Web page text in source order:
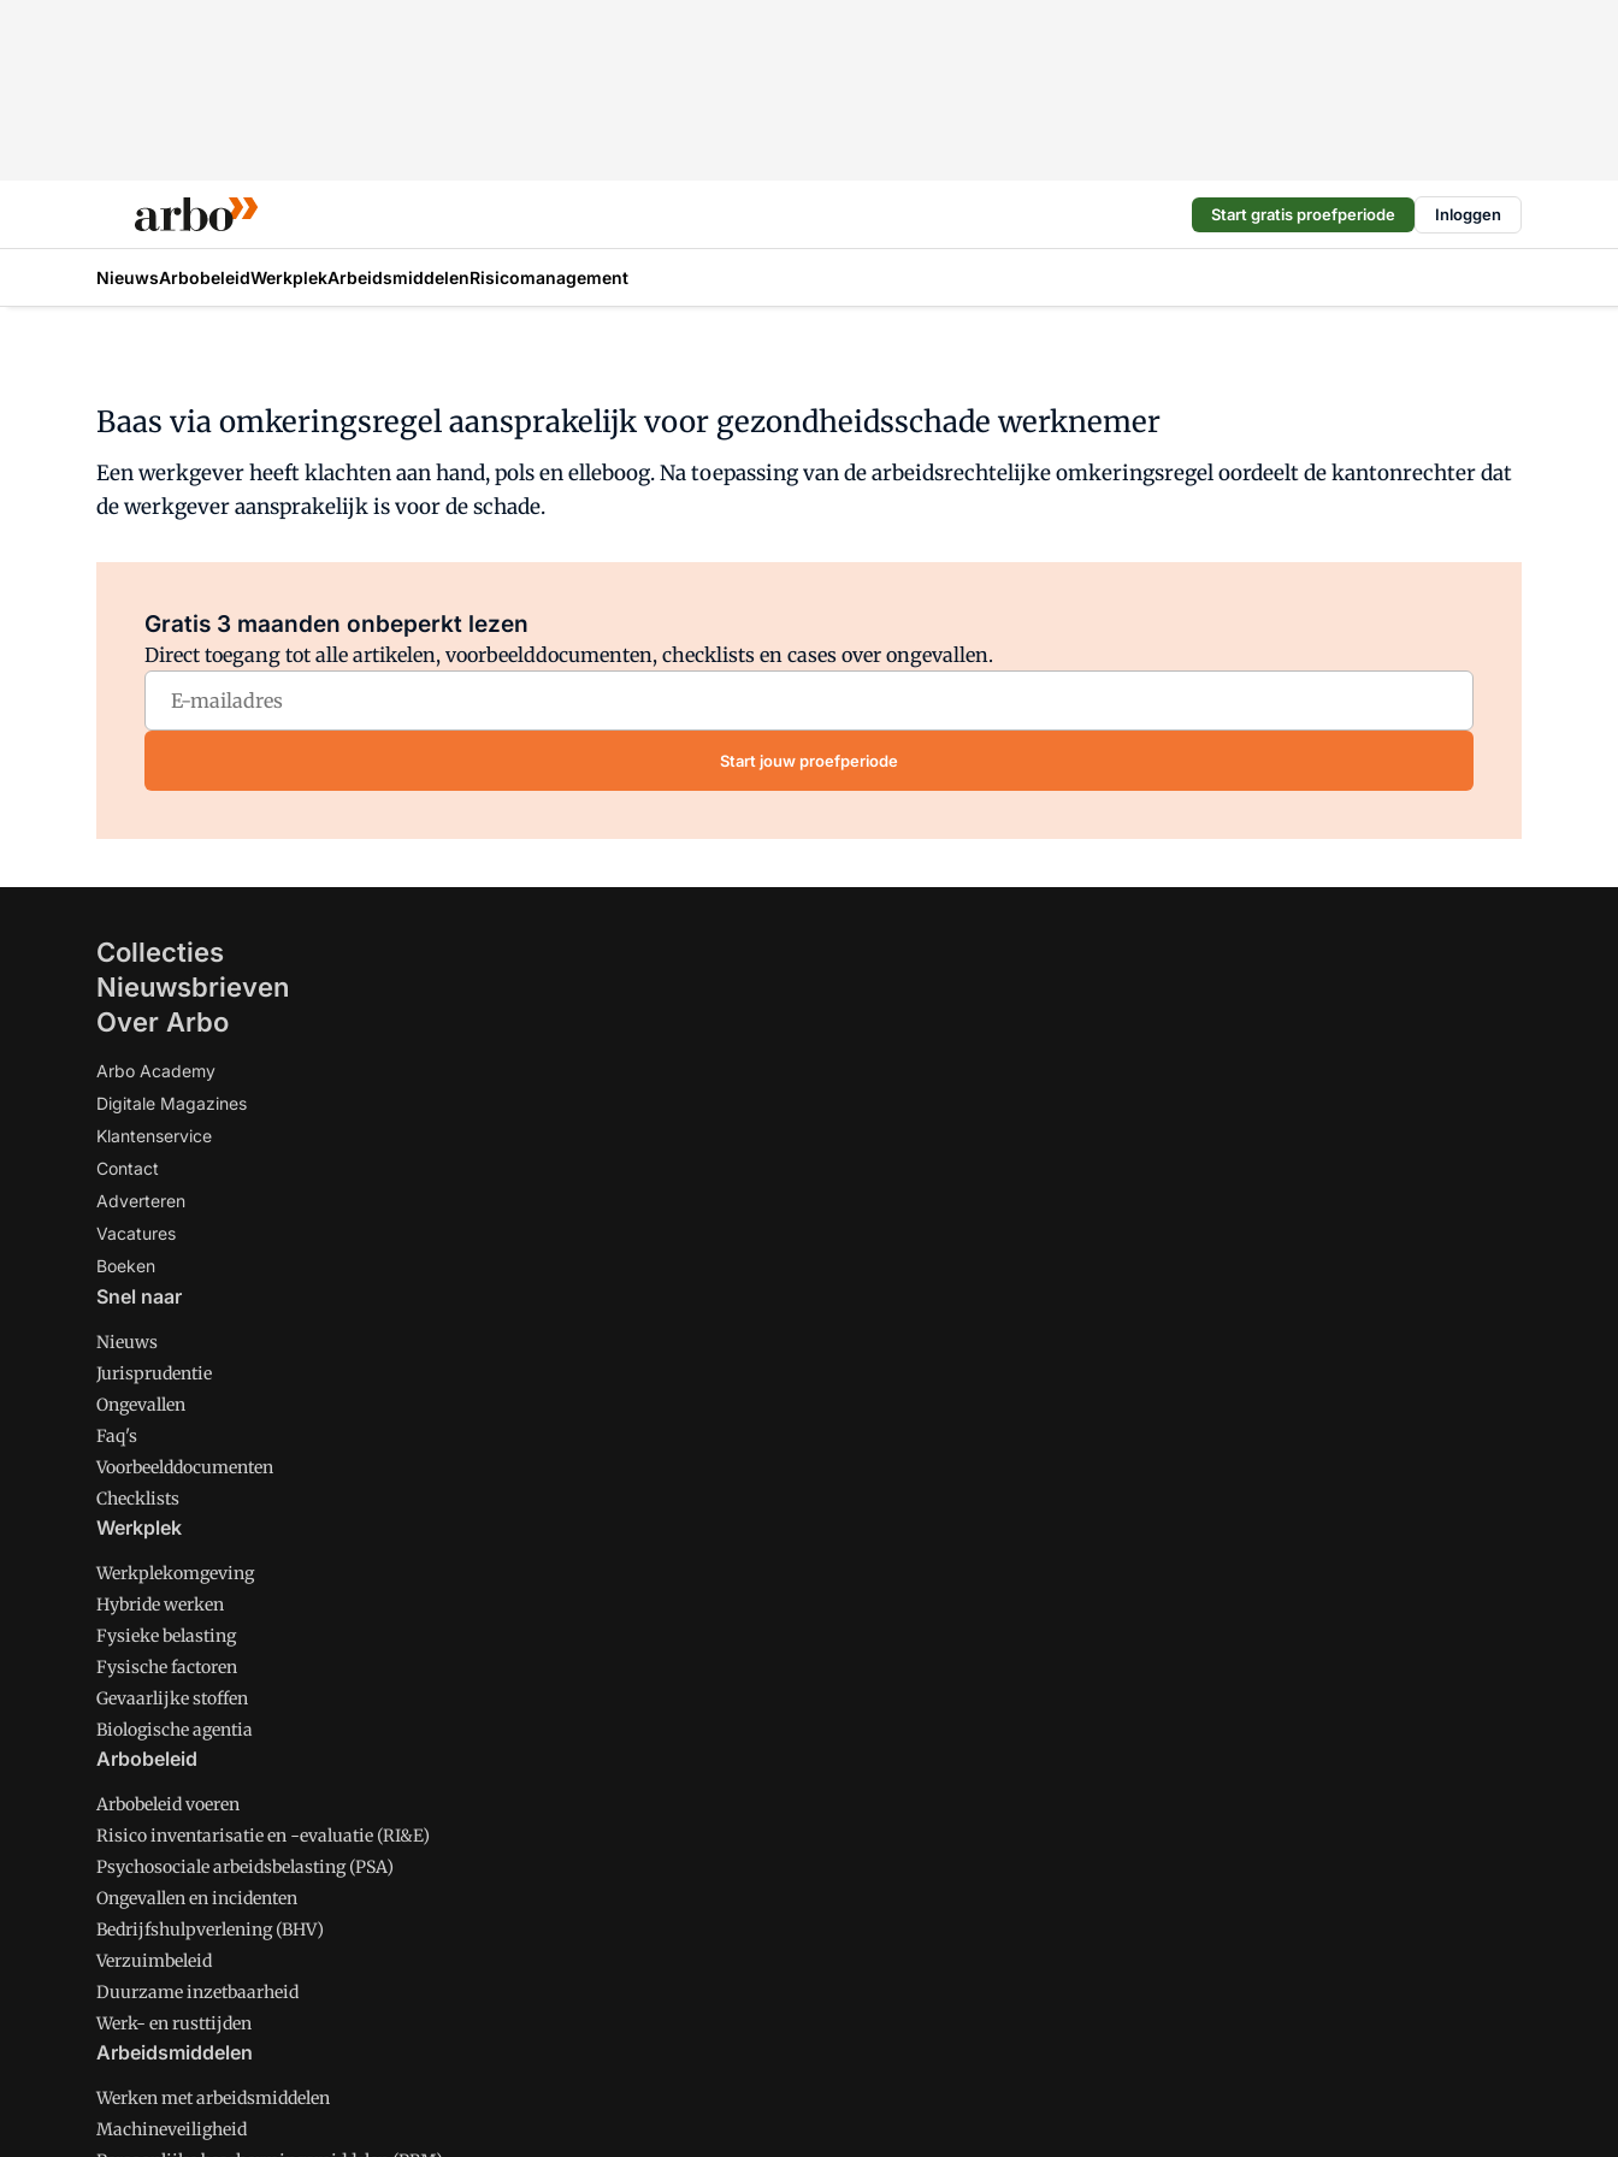
Start gratis proefperiode Inloggen
NieuwsArbobeleidWerkplekArbeidsmiddelenRisicomanagement
Baas via omkeringsregel aansprakelijk voor gezondheidsschade werknemer
Een werkgever heeft klachten aan hand, pols en elleboog. Na toepassing van de arbeidsrechtelijke omkeringsregel oordeelt de kantonrechter dat
de werkgever aansprakelijk is voor de schade.
Gratis 3 maanden onbeperkt lezen
Direct toegang tot alle artikelen, voorbeelddocumenten, checklists en cases over ongevallen.
Start jouw proefperiode
Collecties
Nieuwsbrieven
Over Arbo
Arbo Academy
Digitale Magazines
Klantenservice
Contact
Adverteren
Vacatures
Boeken
Snel naar
Nieuws
Jurisprudentie
Ongevallen
Faq's
Voorbeelddocumenten
Checklists
Werkplek
Werkplekomgeving
Hybride werken
Fysieke belasting
Fysische factoren
Gevaarlijke stoffen
Biologische agentia
Arbobeleid
Arbobeleid voeren
Risico inventarisatie en -evaluatie (RI&E)
Psychosociale arbeidsbelasting (PSA)
Ongevallen en incidenten
Bedrijfshulpverlening (BHV)
Verzuimbeleid
Duurzame inzetbaarheid
Werk- en rusttijden
Arbeidsmiddelen
Werken met arbeidsmiddelen
Machineveiligheid